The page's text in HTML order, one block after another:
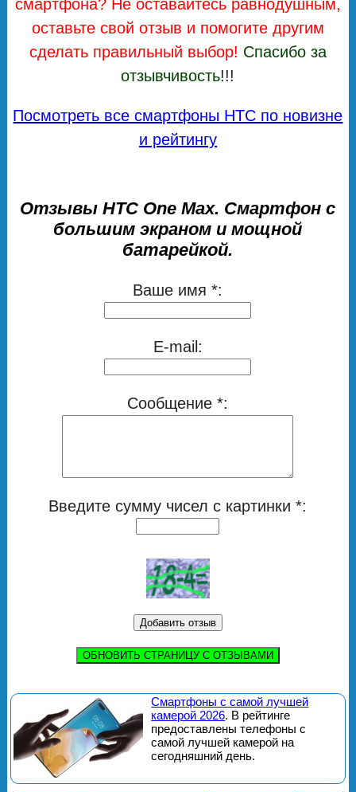
смартфона? Не оставайтесь равнодушным,
оставьте свой отзыв и помогите другим
сделать правильный выбор! Спасибо за
отзывчивость!!!
Посмотреть все смартфоны HTC по новизне
и рейтингу
Отзывы HTC One Max. Смартфон с
большим экраном и мощной
батарейкой.
Ваше имя *:
E-mail:
Сообщение *:
Введите сумму чисел с картинки *:
ОБНОВИТЬ СТРАНИЦУ С ОТЗЫВАМИ
Смартфоны с самой лучшей
камерой 2026. В рейтинге
предоставлены телефоны с
самой лучшей камерой на
сегодняшний день.